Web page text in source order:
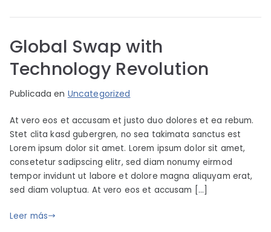
t
l
u
n
o
5
,
0
1
Global Swap with
Technology Revolution
P
r
i
m
b
a
P
b
l
i
c
o
Publicada en Uncategorized
At vero eos et accusam et justo duo dolores et ea rebum.
Stet clita kasd gubergren, no sea takimata sanctus est
Lorem ipsum dolor sit amet. Lorem ipsum dolor sit amet,
consetetur sadipscing elitr, sed diam nonumy eirmod
tempor invidunt ut labore et dolore magna aliquyam erat,
sed diam voluptua. At vero eos et accusam […]
Leer más